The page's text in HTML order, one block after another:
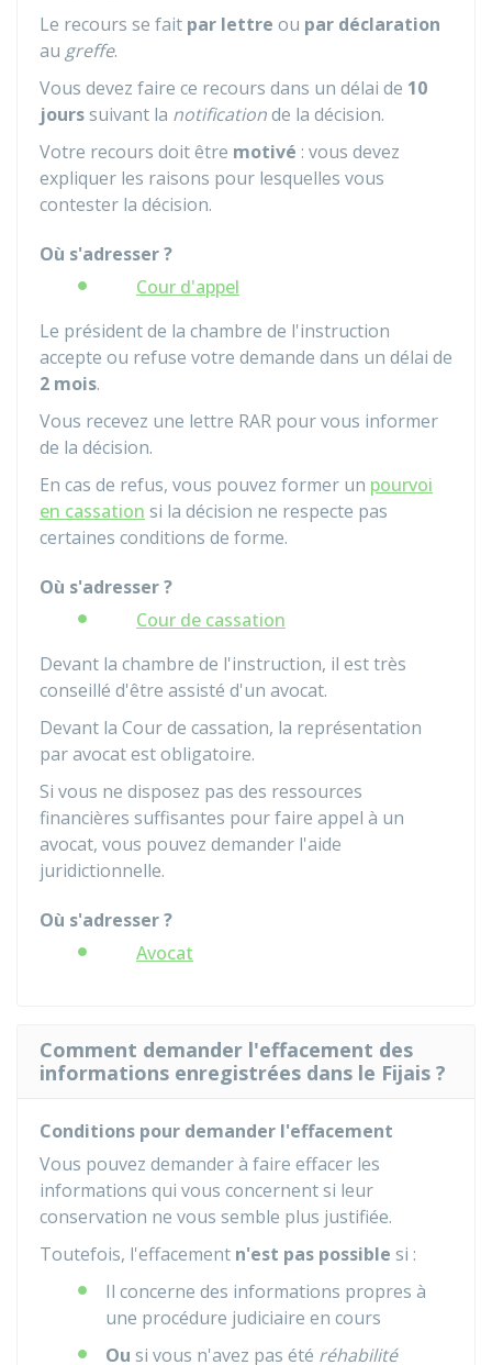
Le recours se fait par lettre ou par déclaration
au greffe.
Vous devez faire ce recours dans un délai de 10
jourssuivant la notificationde la décision.
Votre recours doit être motivé : vous devez
expliquer les raisons pour lesquelles vous
contester la décision.
Où s'adresser ?
Cour d'appel
Le président de la chambre de l'instruction
accepte ou refuse votre demande dans un délai de
2 mois.
Vous recevez une lettre RAR pour vous informer
de la décision.
En cas de refus, vous pouvez former un pourvoi
en cassation si la décision ne respecte pas
certaines conditions de forme.
Où s'adresser ?
Cour de cassation
Devant la chambre de l'instruction, il est très
conseillé d'être assisté d'un avocat.
Devant la Cour de cassation, la représentation
par avocat est obligatoire.
Si vous ne disposez pas des ressources
financières suffisantes pour faire appel à un
avocat, vous pouvez demander l'aide
juridictionnelle.
Où s'adresser ?
Avocat
Comment demander l'effacement des
informations enregistrées dans le Fijais ?
Conditions pour demander l'effacement
Vous pouvez demander à faire effacer les
informations qui vous concernent si leur
conservation ne vous semble plus justifiée.
Toutefois, l'effacement n'est pas possible si :
Il concerne des informations propres à
une procédure judiciaire en cours
Ou si vous n'avez pas été réhabilité